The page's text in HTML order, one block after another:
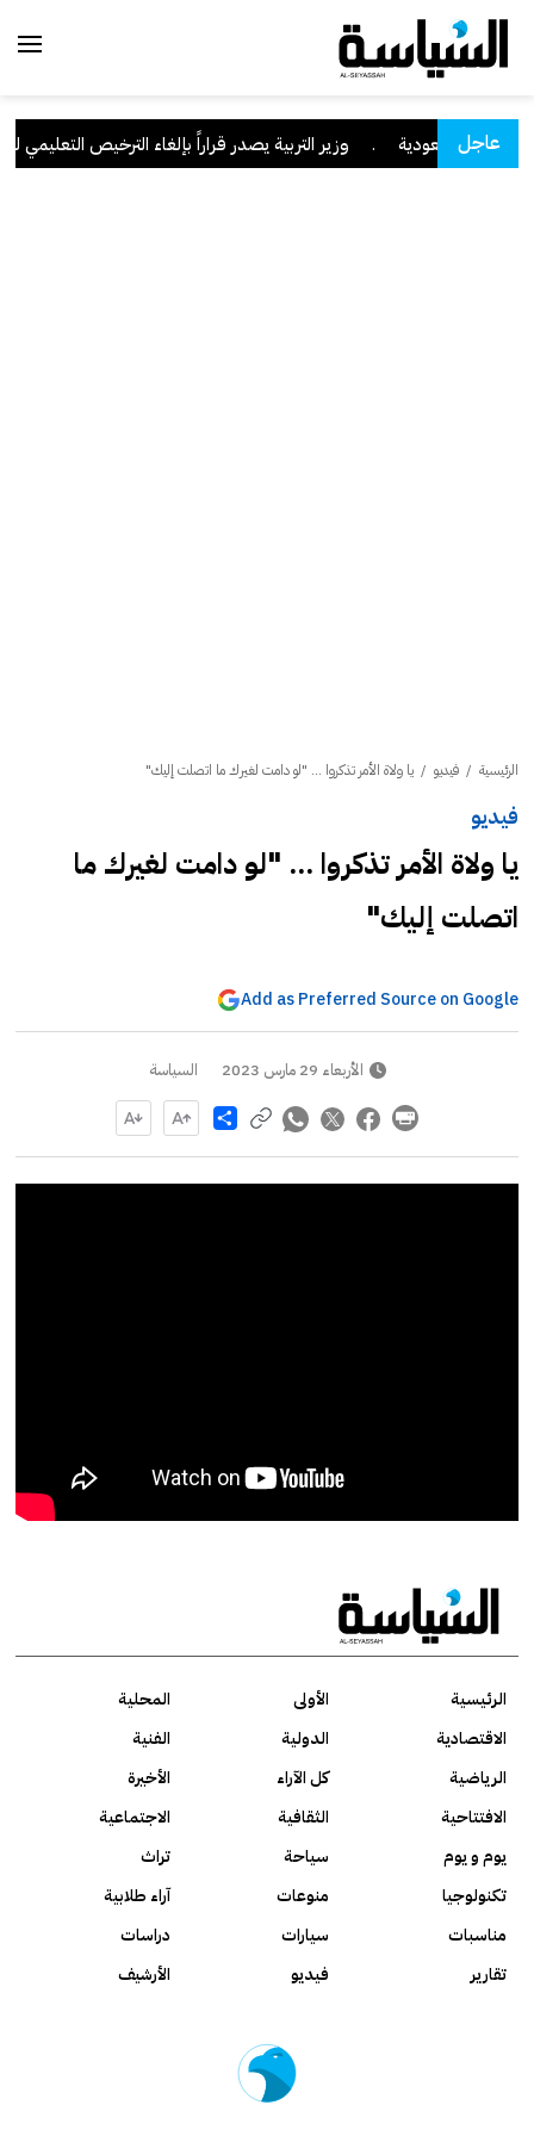
عاجلالسعودية وزير التربية يصدر قراراً بإلغاء الترخيص التعليمي
الرئيسية / فيديو / يا ولاة الأمر تذكروا ... "لو دامت لغيرك ما اتصلت إليك"
فيديو
يا ولاة الأمر تذكروا ... "لو دامت لغيرك ما
اتصلت إليك"
Add as Preferred Source on Google
الأربعاء 29 مارس 2023 السياسة
Share
الرئيسية الأولى
المحلية
الاقتصادية
الدولية
الفنية
الرياضية
كل الآراء
الأخيرة
الافتتاحية
الثقافية
الاجتماعية
يوم و يوم
سياحة
تراث
تكنولوجيا
منوعات
آراء طلابية
مناسبات
سيارات
دراسات
تقارير
فيديو الأرشيف